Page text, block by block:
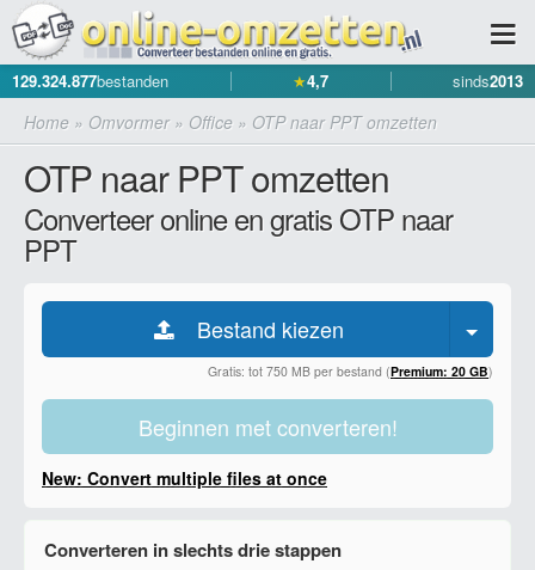
129.324.877bestanden ★4,7 sinds2013
Home » Omvormer» Office » OTP naar PPT omzetten
OTP naar PPT omzetten
Converteer online en gratis OTP naar
PPT
Bestand kiezen
Gratis: tot 750 MB per bestand (Premium: 20 GB)
Beginnen met converteren!
New: Convert multiple files at once
Converteren in slechts drie stappen